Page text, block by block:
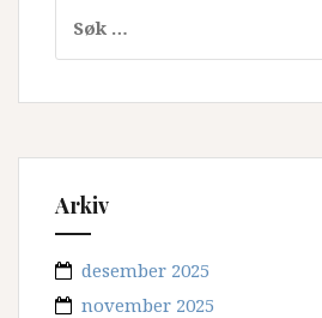
etter:
Arkiv
desember 2025
november 2025